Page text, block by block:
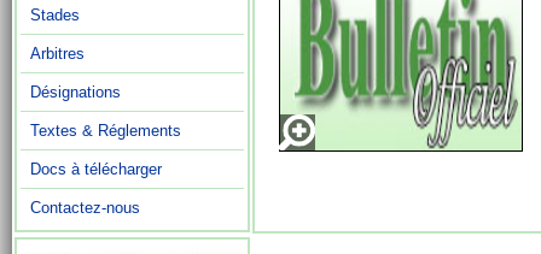
Stades
Arbitres
Désignations
Textes & Réglements
Docs à télécharger
Contactez-nous